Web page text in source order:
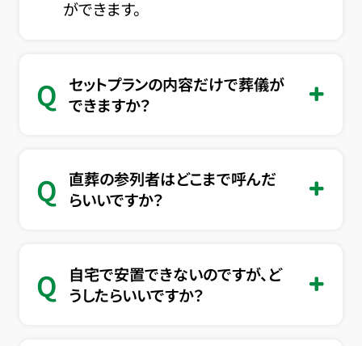
ができます。
Q
セットプランの内容だけで葬儀が
できますか？
Q
直葬の参列者はどこまで呼んだ
らいいですか？
Q
自宅で安置できないのですが、ど
うしたらいいですか？